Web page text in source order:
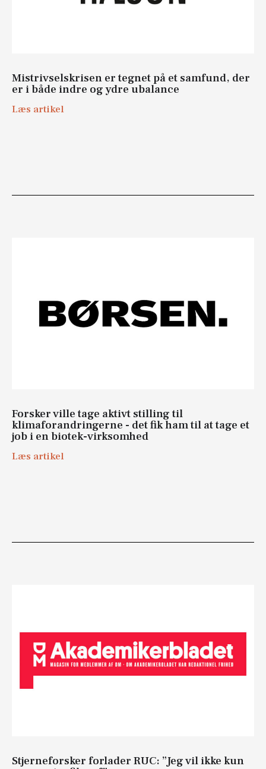
Mistrivselskrisen er tegnet på et samfund, der
er i både indre og ydre ubalance
Læs artikel
Forsker ville tage aktivt stilling til
klimaforandringerne - det fik ham til at tage et
job i en biotek-virksom​hed
Læs artikel
Stjerneforsker forlader RUC: ”Jeg vil ikke kun